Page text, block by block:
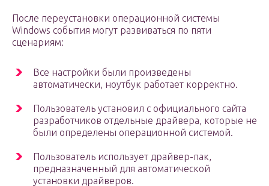
После переустановки операционной системы
Windows события могут развиваться по пяти
сценариям:
Все настройки были произведены
автоматически, ноутбук работает корректно.
Пользователь установил с официального сайта
разработчиков отдельные драйвера, которые не
были определены операционной системой.
Пользователь использует драйвер-пак,
предназначенный для автоматической
установки драйверов.